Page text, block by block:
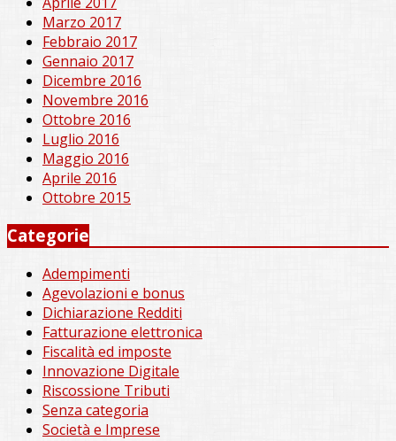
Marzo 2017
Febbraio 2017
Gennaio 2017
Dicembre 2016
Novembre 2016
Ottobre 2016
Luglio 2016
Maggio 2016
Aprile 2016
Ottobre 2015
Categorie
Adempimenti
Agevolazioni e bonus
Dichiarazione Redditi
Fatturazione elettronica
Fiscalità ed imposte
Innovazione Digitale
Riscossione Tributi
Senza categoria
Società e Imprese